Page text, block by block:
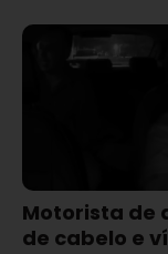
Motorista de
de cabelo e